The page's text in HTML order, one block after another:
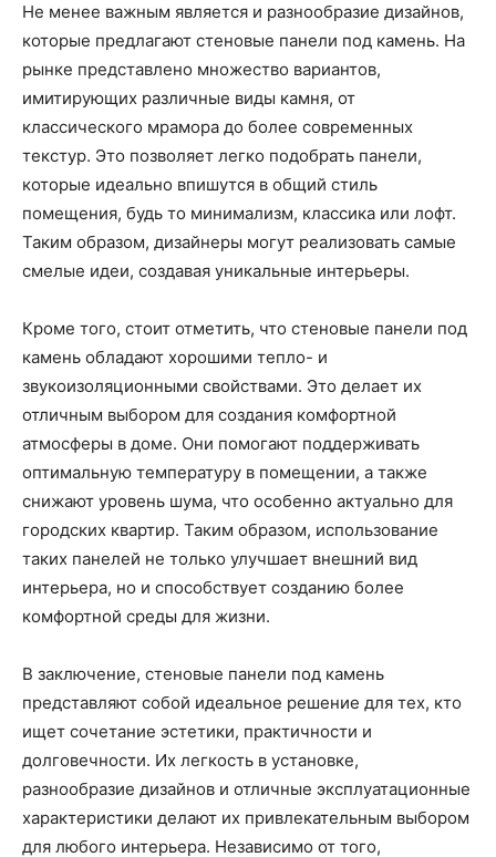
Не менее важным является и разнообразие дизайнов,
которые предлагают стеновые панели под камень. На
рынке представлено множество вариантов,
имитирующих различные виды камня, от
классического мрамора до более современных
текстур. Это позволяет легко подобрать панели,
которые идеально впишутся в общий стиль
помещения, будь то минимализм, классика или лофт.
Таким образом, дизайнеры могут реализовать самые
смелые идеи, создавая уникальные интерьеры.
Кроме того, стоит отметить, что стеновые панели под
камень обладают хорошими тепло- и
звукоизоляционными свойствами. Это делает их
отличным выбором для создания комфортной
атмосферы в доме. Они помогают поддерживать
оптимальную температуру в помещении, а также
снижают уровень шума, что особенно актуально для
городских квартир. Таким образом, использование
таких панелей не только улучшает внешний вид
интерьера, но и способствует созданию более
комфортной среды для жизни.
В заключение, стеновые панели под камень
представляют собой идеальное решение для тех, кто
ищет сочетание эстетики, практичности и
долговечности. Их легкость в установке,
разнообразие дизайнов и отличные эксплуатационные
характеристики делают их привлекательным выбором
для любого интерьера. Независимо от того,